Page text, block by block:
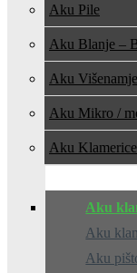
Aku Pile
Aku Blanje –
Aku
Aku Mikro /
Aku
Aku
Aku
Aku